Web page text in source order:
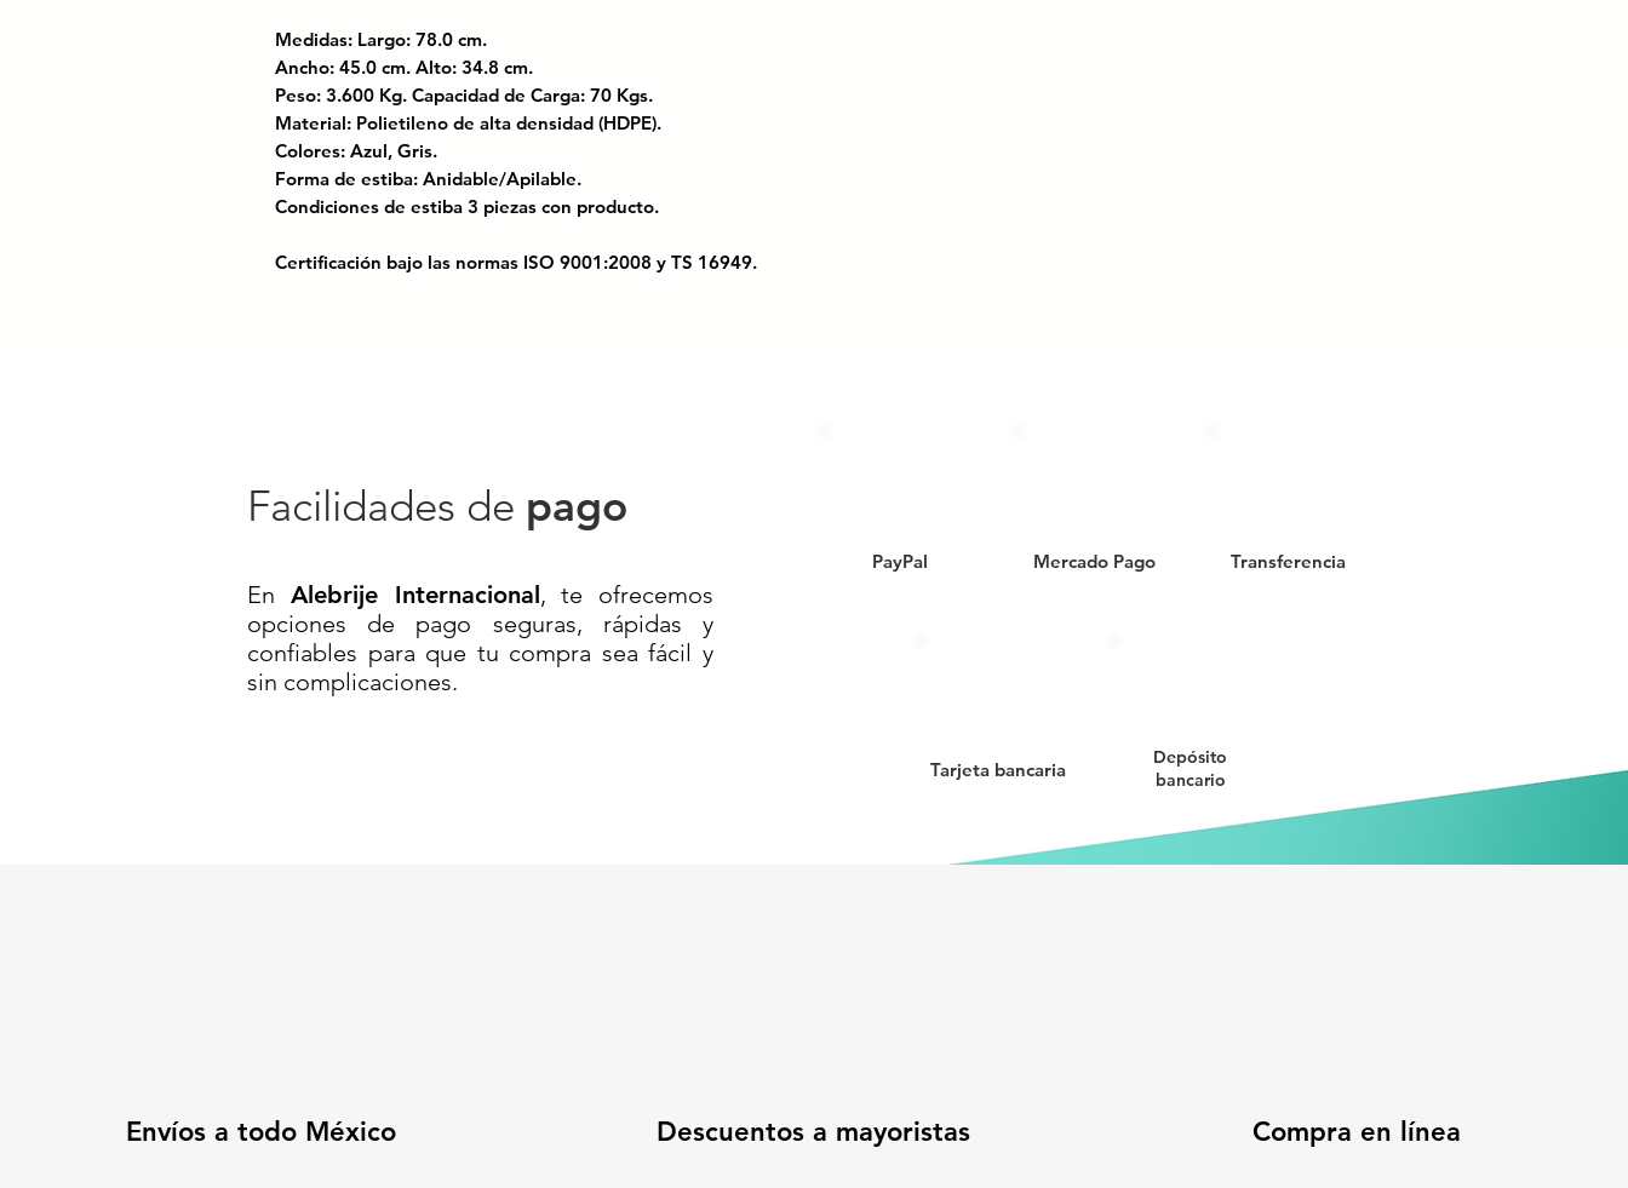
Medidas: Largo: 78.0 cm.
Ancho: 45.0 cm. Alto: 34.8 cm.
Peso: 3.600 Kg. Capacidad de Carga: 70 Kgs.
Material: Polietileno de alta densidad (HDPE).
Colores: Azul, Gris.
Forma de estiba: Anidable/Apilable.
Condiciones de estiba 3 piezas con producto.
Certificación bajo las normas ISO 9001:2008 y TS 16949.
510024-CAJA ENFILABLE CALADA C/ASA METAL///CAJA PLÁSTICA
Facilidades de pago
En Alebrije Internacional, te ofrecemos
opciones de pago seguras, rápidas y
confiables para que tu compra sea fácil y
sin complicaciones.
PayPal Mercado Pago Transferencia
Tarjeta bancaria
Depósito
bancario
Envíos a todo México Descuentos a mayoristas Compra en línea